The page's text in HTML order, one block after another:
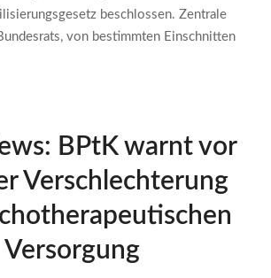
beschlossen. Zentrale
von bestimmten Einschnitten
BPtK warnt vor
Verschlechterung
Versorgung